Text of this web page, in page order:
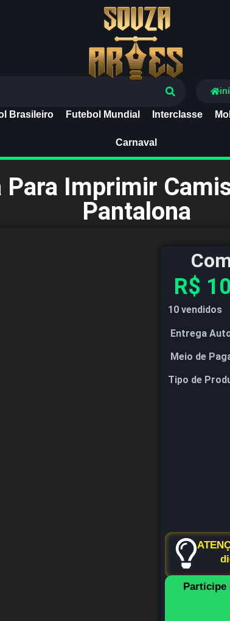
Brasileiro Futebol Mundial Interclasse
Carnaval
Imprimir
Pantalona
R$
10 vendidos
Entrega
Meio de
Tipo de
Participe